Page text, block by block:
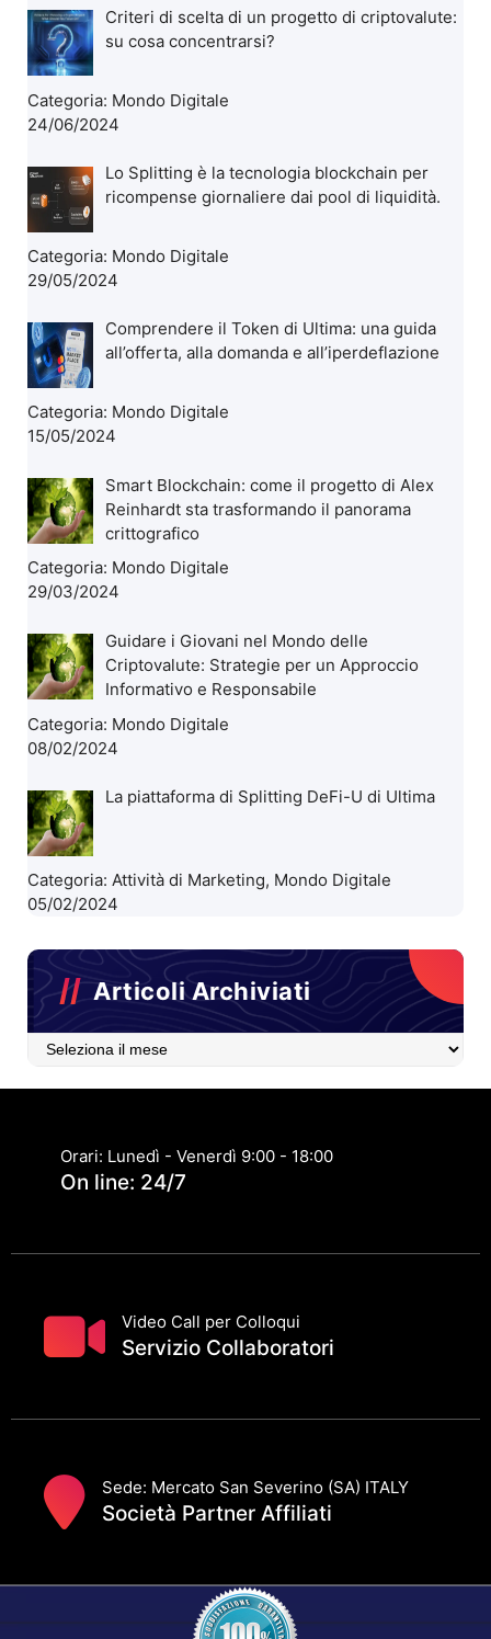
Criteri di scelta di un progetto di criptovalute:
su cosa concentrarsi?
Categoria: Mondo Digitale
24/06/2024
Lo Splitting è la tecnologia blockchain per
ricompense giornaliere dai pool di liquidità.
Categoria: Mondo Digitale
29/05/2024
Comprendere il Token di Ultima: una guida
all’offerta, alla domanda e all’iperdeflazione
Categoria: Mondo Digitale
15/05/2024
Smart Blockchain: come il progetto di Alex
Reinhardt sta trasformando il panorama
crittografico
Categoria: Mondo Digitale
29/03/2024
Guidare i Giovani nel Mondo delle
Criptovalute: Strategie per un Approccio
Informativo e Responsabile
Categoria: Mondo Digitale
08/02/2024
La piattaforma di Splitting DeFi-U di Ultima
Categoria: Attività di Marketing, Mondo Digitale
05/02/2024
Articoli Archiviati
Articoli
Orari: Lunedì - Venerdì 9:00 - 18:00
On line: 24/7
Video Call per Colloqui
Servizio Collaboratori
Sede: Mercato San Severino (SA) ITALY
Società Partner Affiliati